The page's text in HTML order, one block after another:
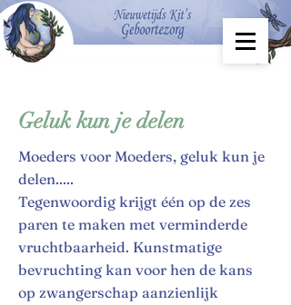
Geluk kun je delen
Moeders voor Moeders, geluk kun je
delen.....
Tegenwoordig krijgt één op de zes
paren te maken met verminderde
vruchtbaarheid. Kunstmatige
bevruchting kan voor hen de kans
op zwangerschap aanzienlijk